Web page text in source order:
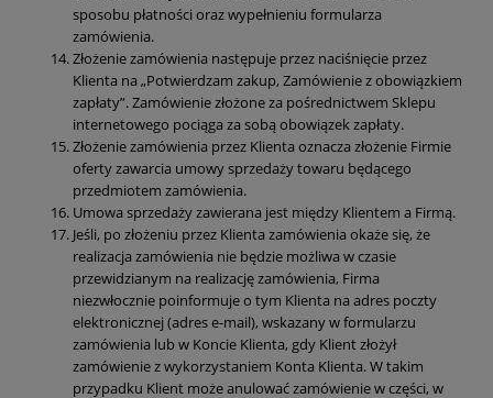
sposobu płatności oraz wypełnieniu formularza
zamówienia.
Złożenie zamówienia następuje przez naciśnięcie przez
Klienta na „Potwierdzam zakup, Zamówienie z obowiązkiem
zapłaty”. Zamówienie złożone za pośrednictwem Sklepu
internetowego pociąga za sobą obowiązek zapłaty.
Złożenie zamówienia przez Klienta oznacza złożenie Firmie
oferty zawarcia umowy sprzedaży towaru będącego
przedmiotem zamówienia.
Umowa sprzedaży zawierana jest między Klientem a Firmą.
Jeśli, po złożeniu przez Klienta zamówienia okaże się, że
realizacja zamówienia nie będzie możliwa w czasie
przewidzianym na realizację zamówienia, Firma
niezwłocznie poinformuje o tym Klienta na adres poczty
elektronicznej (adres e-mail), wskazany w formularzu
zamówienia lub w Koncie Klienta, gdy Klient złożył
zamówienie z wykorzystaniem Konta Klienta. W takim
przypadku Klient może anulować zamówienie w części, w